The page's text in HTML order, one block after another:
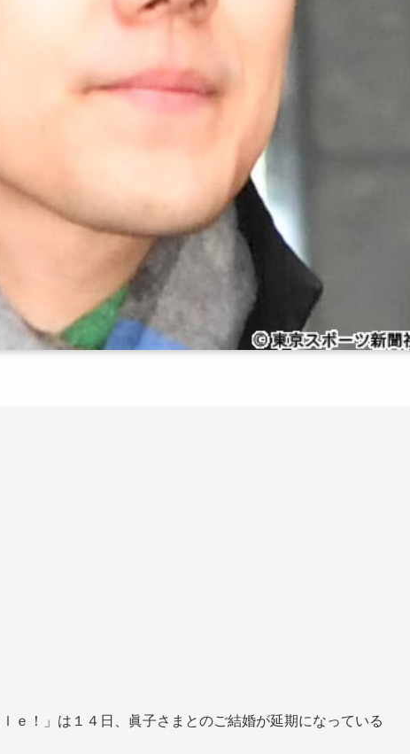
ｅ！」は１４日、眞子さまとのご結婚が延期になっている